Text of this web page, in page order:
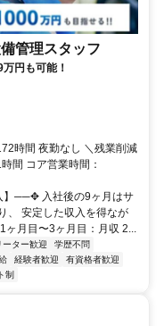
管理スタッフ
円も可能！
時間 夜勤なし ＼残業削減
間 コア営業時間：
】──✥ 入社後の9ヶ月はサ
、 安定した収入を得なが
ヶ月目〜3ヶ月目：月収 2...
ーター歓迎
学歴不問
経験者歓迎
有資格者歓迎
制